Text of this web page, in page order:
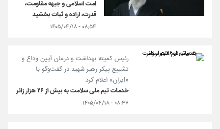
امت اسلامی و جبهه مقاومت،
قدرت، اراده و ثبات بخشید
۰۸:۵۴ - ۱۴۰۵/۰۴/۱۸
رئیس کمیته بهداشت و درمان آیین وداع و
تشییع پیکر رهبر شهید در گفت‌و‌گو با
«ایران» اعلام کرد
خدمات تیم ملی سلامت به بیش از ۲۶ هزار زائر
۰۸:۴۷ - ۱۴۰۵/۰۴/۱۸